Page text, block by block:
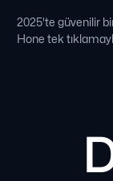
2025'te güvenilir
Hone tek